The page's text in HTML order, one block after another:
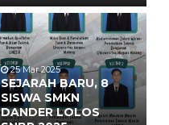
25 Mar 2025
SEJARAH BARU, 8
SISWA SMKN
DANDER LOLOS